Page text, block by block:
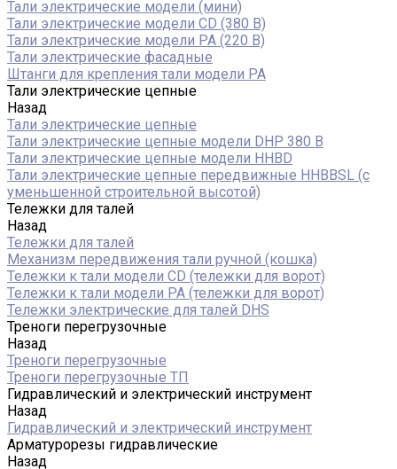
Тали электрические модели (мини)
Тали электрические модели CD (380 В)
Тали электрические модели РА (220 В)
Тали электрические фасадные
Штанги для крепления тали модели РА
Тали электрические цепные
Назад
Тали электрические цепные
Тали электрические цепные модели DHP 380 В
Тали электрические цепные модели HHBD
Тали электрические цепные передвижные HHBBSL (с
уменьшенной строительной высотой)
Тележки для талей
Назад
Тележки для талей
Механизм передвижения тали ручной (кошка)
Тележки к тали модели CD (тележки для ворот)
Тележки к тали модели РА (тележки для ворот)
Тележки электрические для талей DHS
Треноги перегрузочные
Назад
Треноги перегрузочные
Треноги перегрузочные ТП
Гидравлический и электрический инструмент
Назад
Гидравлический и электрический инструмент
Арматурорезы гидравлические
Назад